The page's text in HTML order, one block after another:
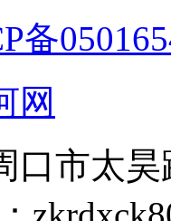
备
网
口市太